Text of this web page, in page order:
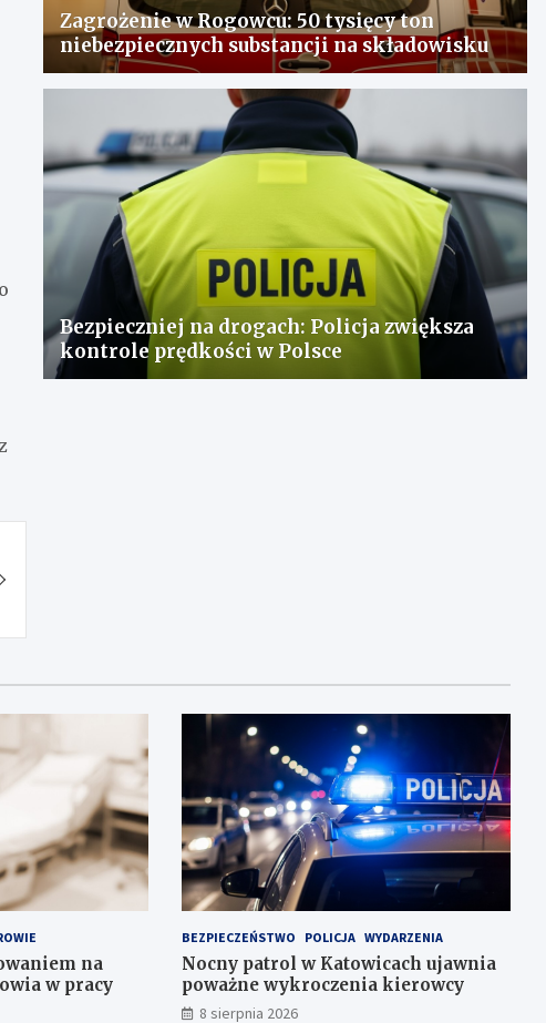
Zagrożenie w Rogowcu: 50 tysięcy ton
niebezpiecznych substancji na składowisku
Bezpieczniej na drogach: Policja zwiększa
kontrole prędkości w Polsce
na
w pracy
BEZPIECZEŃSTWO POLICJA WYDARZENIA
Nocny patrol w Katowicach ujawnia
poważne wykroczenia kierowcy
8 sierpnia 2026